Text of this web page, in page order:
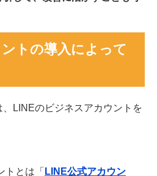
トの導入によって
LINEのビジネスアカウントを
トとは「
LINE公式アカウン